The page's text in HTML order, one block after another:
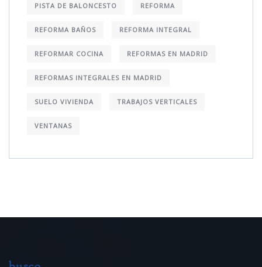
PISTA DE BALONCESTO REFORMA
REFORMA BAÑOS REFORMA INTEGRAL
REFORMAR COCINA REFORMAS EN MADRID
REFORMAS INTEGRALES EN MADRID
SUELO VIVIENDA TRABAJOS VERTICALES
VENTANAS